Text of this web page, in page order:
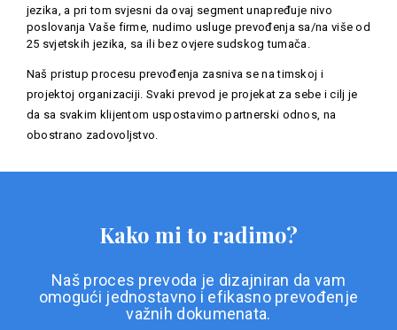
jezika, a pri tom svjesni da ovaj segment unapređuje nivo
poslovanja Vaše firme, nudimo usluge prevođenja sa/na više od
25 svjetskih jezika, sa ili bez ovjere sudskog tumača.
Naš pristup procesu prevođenja zasniva se na timskoj i
projektoj organizaciji. Svaki prevod je projekat za sebe i cilj je
da sa svakim klijentom uspostavimo partnerski odnos, na
obostrano zadovoljstvo.
Kako mi to radimo?
Naš proces prevoda je dizajniran da vam
omogući jednostavno i efikasno prevođenje
važnih dokumenata.